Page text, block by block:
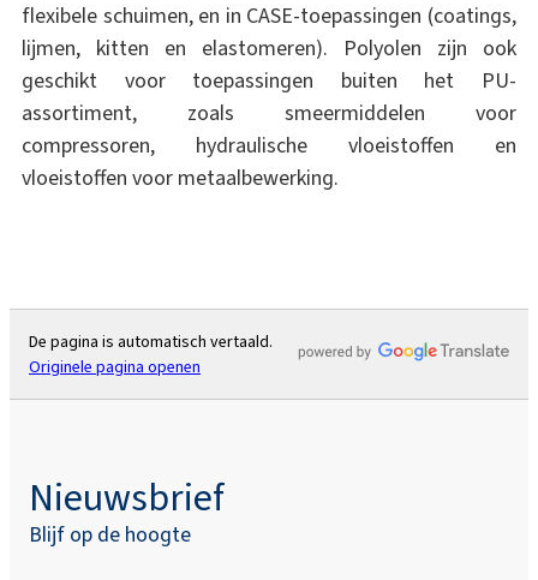
flexibele schuimen, en in CASE-toepassingen (coatings,
lijmen, kitten en elastomeren). Polyolen zijn ook
geschikt voor toepassingen buiten het PU-
assortiment, zoals smeermiddelen voor
compressoren, hydraulische vloeistoffen en
vloeistoffen voor metaalbewerking.
De pagina is automatisch vertaald.
Originele pagina openen
Nieuwsbrief
Blijf op de hoogte